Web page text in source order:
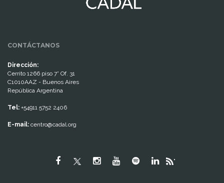
CONTÁCTANOS
Dirección:
Cerrito 1266 piso 7° Of. 31
C1010AAZ - Buenos Aires
República Argentina
Tel: +54911 5752 2406
E-mail: centro@cadal.org
"